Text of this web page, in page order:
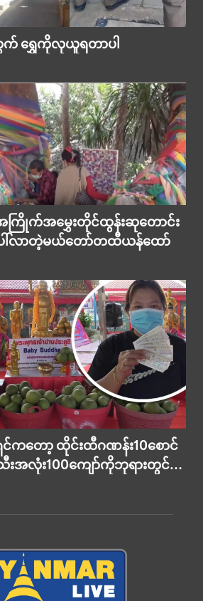
ရွှေကိုလုယူရတာပါ
အကြိုက်အမွှေးတိုင်ထွန်းဆုတောင်း
ေါ်လာတဲ့မယ်တော်တထီယန်ထော်
င်ကတော့ ထိုင်းထီဂဏန်း10စောင်
းအလုံး100ကျော်ကိုဘုရားတွင်